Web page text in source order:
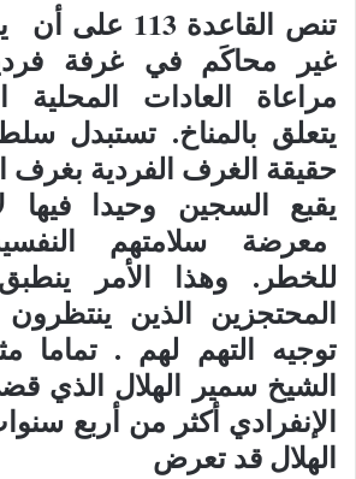
تنص القاعدة
غير محاكَم في غرفة
مراعاة العادات المحلية
يتعلق بالمناخ. تستبدل
حقيقة الغرف الفردية بغرف
يقبع السجين وحيدا فيها
معرضة سلامتهم
للخطر. وهذا الأمر
المحتجزين الذين
توجيه التهم لهم . تماما
الشيخ سمير الهلال الذي
الإنفرادي أكثر من أربع
الهلال قد تعرض